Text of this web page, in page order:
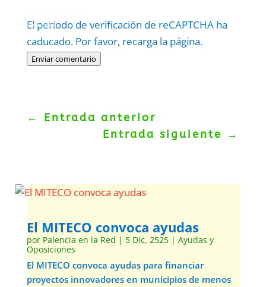
El periodo de verificación de reCAPTCHA ha
caducado. Por favor, recarga la página.
Enviar comentario
Politica–Términos.
← Entrada anterior
Entrada siguiente
→
El MITECO convoca ayudas
por Palencia en la Red | 5 Dic, 2525| Ayudas y
Oposiciones
El MITECO convoca ayudas para financiar
proyectos innovadores en municipios de menos